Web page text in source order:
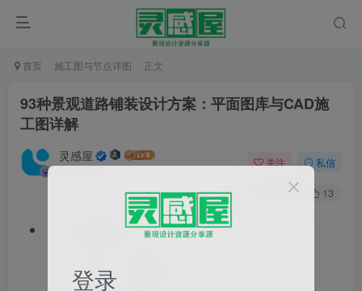
首页 施工图与节点详图 正文
93种景观道路铺装设计方案：平面图库与CAD施
工图详解
灵感屋
1年前发布
关注 私信
118 13
文件格式：dwg
文件大小：2.66MB
登录